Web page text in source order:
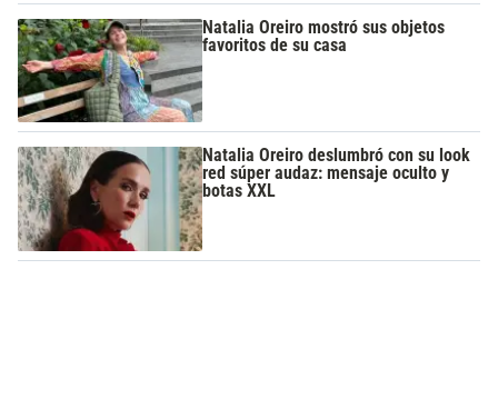
Natalia Oreiro mostró sus objetos
favoritos de su casa
Natalia Oreiro deslumbró con su look
red súper audaz: mensaje oculto y
botas XXL